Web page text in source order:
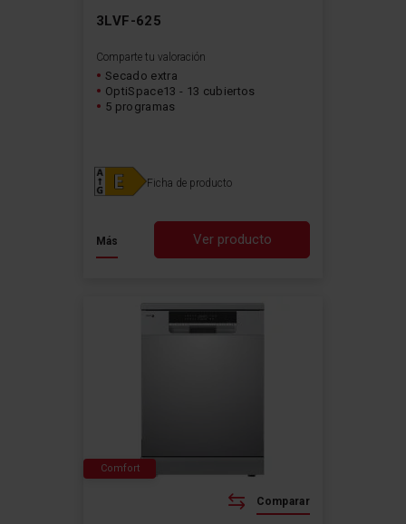
3LVF-625
Ver producto
Más
Comparte tu valoración
Secado extra
OptiSpace13 - 13 cubiertos
5 programas
Ficha de producto
Comparar
Comfort